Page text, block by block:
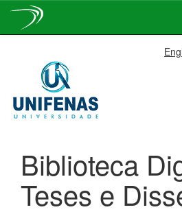
navigation
Biblioteca
Teses e